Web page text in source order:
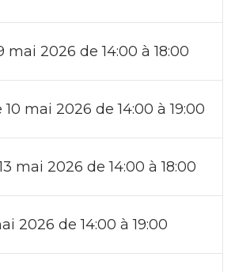
mai 2026 de 14:00 à 18:00
mai 2026 de 14:00 à 19:00
mai 2026 de 14:00 à 18:00
2026 de 14:00 à 19:00